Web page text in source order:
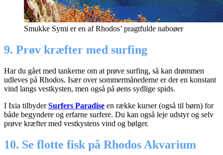
Smukke Symi er en af Rhodos’ pragtfulde naboøer
9. Prøv kræfter med surfing
Har du gået med tankerne om at prøve surfing, så kan drømmen
udleves på Rhodos. Især over sommermånederne er der en konstant
vind langs vestkysten, men også på øens sydlige spids.
I Ixia tilbyderSurfers Paradise en række kurser (også til børn) for
både begyndere og erfarne surfere. Du kan også leje udstyr og selv
prøve kræfter med vestkystens vind og bølger.
10. Se flotte fisk på Rhodos Akvarium